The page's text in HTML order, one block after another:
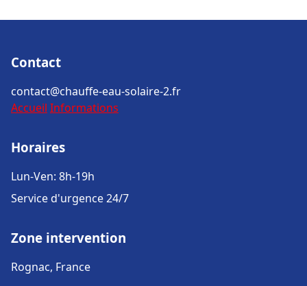
Contact
contact@chauffe-eau-solaire-2.fr
Accueil Informations
Horaires
Lun-Ven: 8h-19h
Service d'urgence 24/7
Zone intervention
Rognac, France